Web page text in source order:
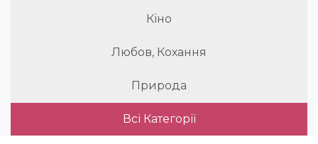
Кіно
Любов, Кохання
Природа
Всі Категорії